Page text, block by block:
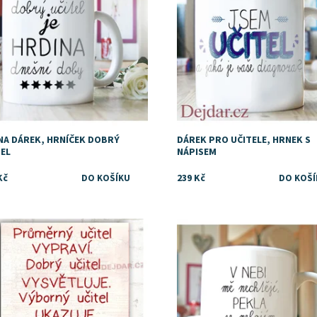
DÁREK, HRNÍČEK DOBRÝ
DÁREK PRO UČITELE, HRNEK S
NÁPISEM
239 Kč
Skladem Dostupnost: Skladem